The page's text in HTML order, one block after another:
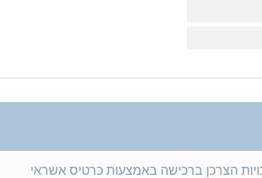
הצרכן ברכישה באמצעות כרטיס אשראי